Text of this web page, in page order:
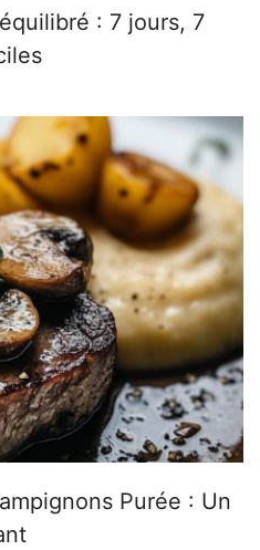
: 7 jours, 7
Purée : Un